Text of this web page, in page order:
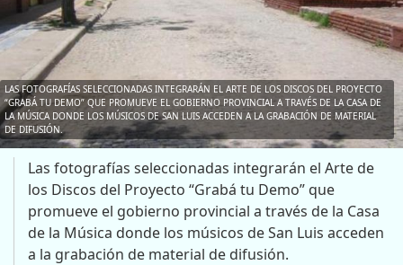
LAS FOTOGRAFÍAS SELECCIONADAS INTEGRARÁN EL ARTE DE LOS DISCOS DEL PROYECTO
“GRABÁ TU DEMO” QUE PROMUEVE EL GOBIERNO PROVINCIAL A TRAVÉS DE LA CASA DE
LA MÚSICA DONDE LOS MÚSICOS DE SAN LUIS ACCEDEN A LA GRABACIÓN DE MATERIAL
DE DIFUSIÓN.
Las fotografías seleccionadas integrarán el Arte de
los Discos del Proyecto “Grabá tu Demo” que
promueve el gobierno provincial a través de la Casa
de la Música donde los músicos de San Luis acceden
a la grabación de material de difusión.